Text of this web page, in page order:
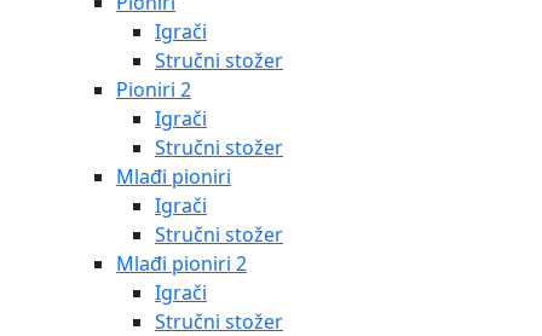
Igrači
Stručni stožer
Pioniri 2
Igrači
Stručni stožer
Mlađi pioniri
Igrači
Stručni stožer
Mlađi pioniri 2
Igrači
Stručni stožer